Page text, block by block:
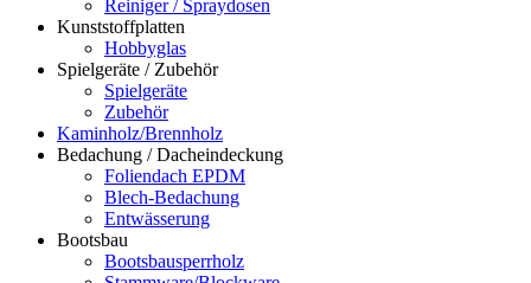
Reiniger / Spraydosen
Kunststoffplatten
Hobbyglas
Spielgeräte / Zubehör
Spielgeräte
Zubehör
Kaminholz/Brennholz
Bedachung / Dacheindeckung
Foliendach EPDM
Blech-Bedachung
Entwässerung
Bootsbau
Bootsbausperrholz